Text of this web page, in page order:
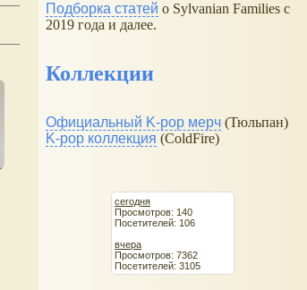
Подборка статей о Sylvanian Families с
2019 года и далее.
Коллекции
Официальный K-pop мерч (Тюльпан)
K-pop коллекция (ColdFire)
сегодня
Просмотров: 140
Посетителей: 106
вчера
Просмотров: 7362
Посетителей: 3105